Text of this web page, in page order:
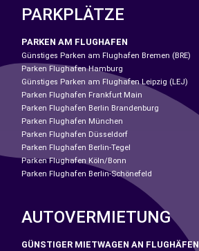
PARKPLÄTZE
PARKEN AM FLUGHAFEN
Günstiges Parken am Flughafen Bremen (BRE)
Parken Flughafen Hamburg
Günstiges Parken am Flughafen Leipzig (LEJ)
Parken Flughafen Frankfurt Main
Parken Flughafen Berlin Brandenburg
Parken Flughafen München
Parken Flughafen Düsseldorf
Parken Flughafen Berlin-Tegel
Parken Flughafen Köln/Bonn
Parken Flughafen Berlin-Schönefeld
AUTOVERMIETUNG
GÜNSTIGER MIETWAGEN AN FLUGHÄFEN